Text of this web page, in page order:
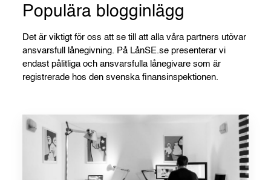
Populära blogginlägg
Det är viktigt för oss att se till att alla våra partners utövar
ansvarsfull lånegivning. På LånSE.se presenterar vi
endast pålitliga och ansvarsfulla lånegivare som är
registrerade hos den svenska finansinspektionen.